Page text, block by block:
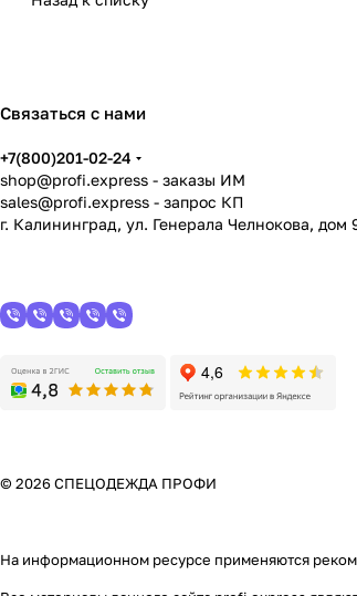
Связаться с нами
+7(800)201-02-24
shop@profi.express - заказы ИМ
sales@profi.express - запрос КП
г. Калининград, ул. Генерала Челнокова, дом
© 2026 СПЕЦОДЕЖДА ПРОФИ
На информационном ресурсе применяются